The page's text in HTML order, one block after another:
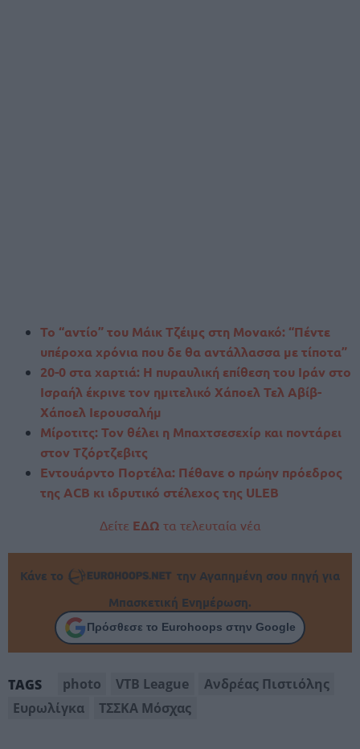
Το “αντίο” του Μάικ Τζέιμς στη Μονακό: “Πέντε
υπέροχα χρόνια που δε θα αντάλλασσα με τίποτα”
20-0 στα χαρτιά: Η πυραυλική επίθεση του Ιράν στο
Ισραήλ έκρινε τον ημιτελικό Χάποελ Τελ Αβίβ-
Χάποελ Ιερουσαλήμ
Μίροτιτς: Τον θέλει η Μπαχτσεσεχίρ και ποντάρει
στον Τζόρτζεβιτς
Εντουάρντο Πορτέλα: Πέθανε ο πρώην πρόεδρος
της ACB κι ιδρυτικό στέλεχος της ULEB
Δείτε ΕΔΩ τα τελευταία νέα
Κάνε το
την Αγαπημένη σου πηγή για
Μπασκετική Ενημέρωση.
Πρόσθεσε το Eurohoops στην Google
TAGS photo VTB League
Ανδρέας Πιστιόλης
Ευρωλίγκα
ΤΣΣΚΑ Μόσχας